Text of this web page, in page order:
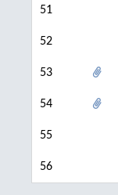
51
52
53
54
55
56